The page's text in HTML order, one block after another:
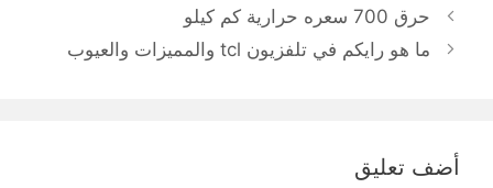
حرق 700 سعره حرارية كم كيلو
ما هو رايكم في تلفزيون tcl والمميزات والعيوب
أضف تعليق